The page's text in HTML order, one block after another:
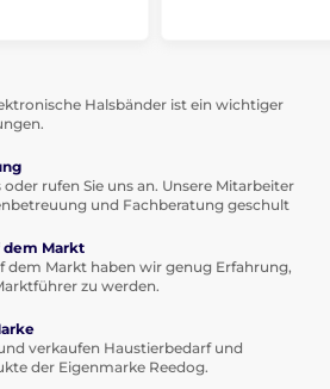
Halsbänder ist ein wichtiger
oder rufen Sie uns an. Unsere Mitarbeiter
und Fachberatung geschult
dem Markt
dem Markt haben wir genug Erfahrung,
zu werden.
verkaufen Haustierbedarf und
der Eigenmarke Reedog.